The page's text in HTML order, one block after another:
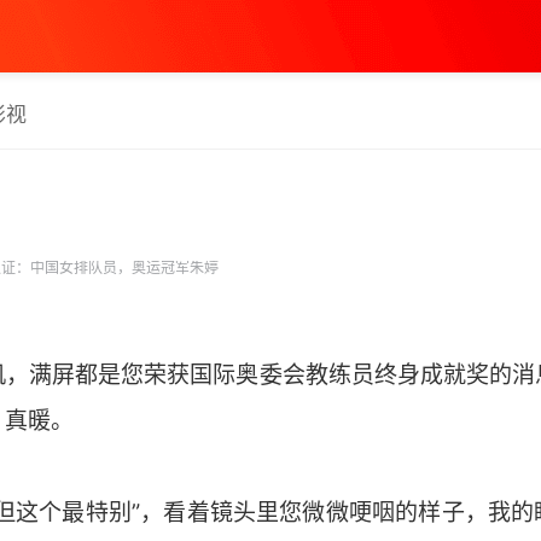
视
：中国女排队员，奥运冠军朱婷
满屏都是您荣获国际奥委会教练员终身成就奖的
暖。
这个最特别”，看着镜头里您微微哽咽的样子，我